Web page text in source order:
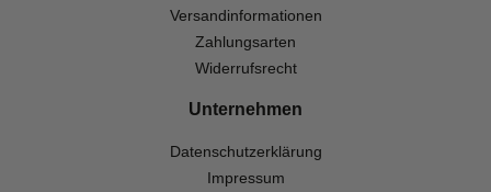
Versandinformationen
Zahlungsarten
Widerrufsrecht
Unternehmen
Datenschutzerklärung
Impressum